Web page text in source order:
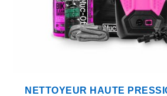
NETTOYEUR HAUTE